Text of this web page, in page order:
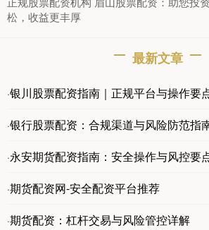
松，收益更丰厚
最新文章
·银川股票配资指南｜正规平台与操作要
·银行股票配资：合规渠道与风险防范指
·永安期货配资指南：安全操作与风控要
·期货配资网-安全配资平台推荐
·期货配资：杠杆交易与风险管控详解